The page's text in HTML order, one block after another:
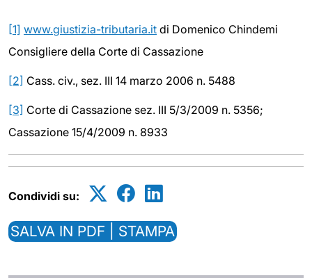
[1] www.giustizia-tributaria.it di Domenico Chindemi
Consigliere della Corte di Cassazione
[2] Cass. civ., sez. III 14 marzo 2006 n. 5488
[3] Corte di Cassazione sez. III 5/3/2009 n. 5356;
Cassazione 15/4/2009 n. 8933
Condividi su:
SALVA IN PDF | STAMPA